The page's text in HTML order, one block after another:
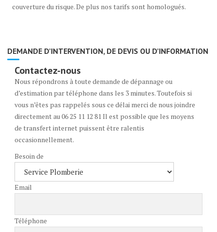
couverture du risque. De plus nos tarifs sont homologués.
DEMANDE D’INTERVENTION, DE DEVIS OU D’INFORMATION
Contactez-nous
Nous répondrons à toute demande de dépannage ou
d’estimation par téléphone dans les 3 minutes. Toutefois si
vous n’êtes pas rappelés sous ce délai merci de nous joindre
directement au 06 25 11 12 81 Il est possible que les moyens
de transfert internet puissent être ralentis
occasionnellement.
Besoin de
Email
Téléphone